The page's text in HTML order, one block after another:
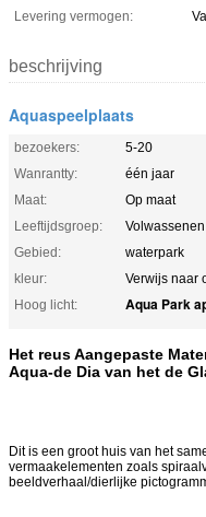
Levering vermogen:
beschrijving
Aquaspeelplaats
bezoekers:
5-20
Wanrantty:
één jaar
Maat:
Op maat
Leeftijdsgroep:
Volwassenen
Gebied:
waterpark
kleur:
Verwijs naar
Hoog licht:
Aqua Park
Het reus Aangepaste
Aqua-de Dia van het de
Dit is een groot huis van het
vermaakelementen zoals
beeldverhaal/dierlijke